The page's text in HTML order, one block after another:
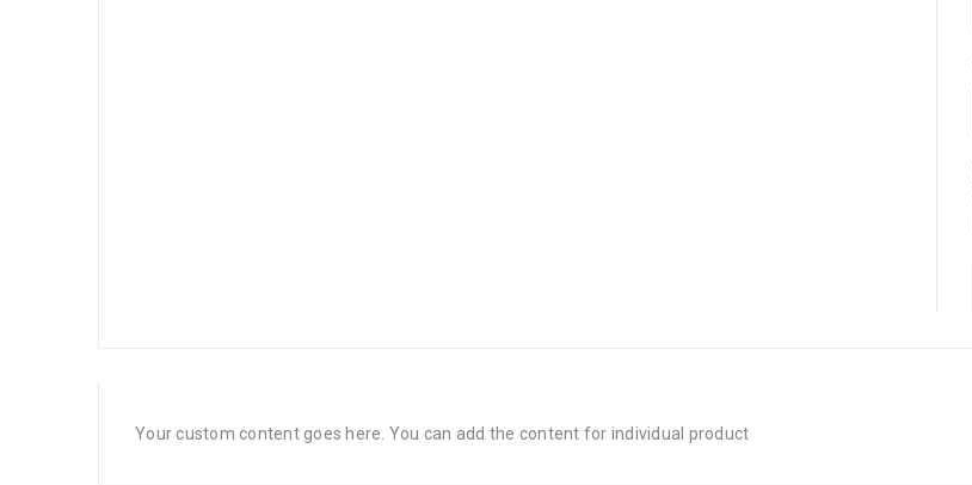
Your custom content goes here. You can add the content for individual product